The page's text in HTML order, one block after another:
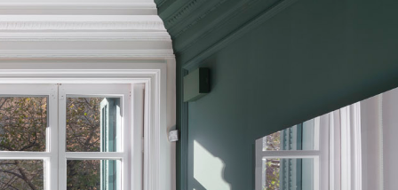
en tres mini dúplex.